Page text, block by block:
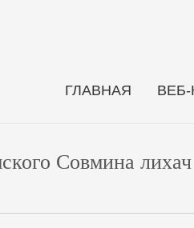
ГЛАВНАЯ
Совмина